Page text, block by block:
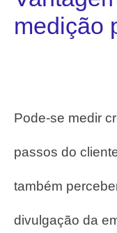
medição
Pode-se medir
passos do
também
divulgação da